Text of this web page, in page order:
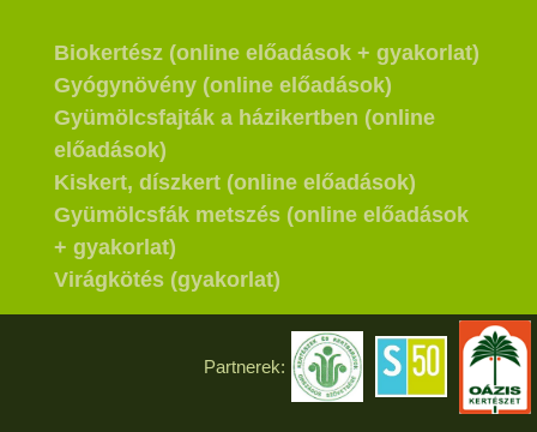
Biokertész (online előadások + gyakorlat)
Gyógynövény (online előadások)
Gyümölcsfajták a házikertben (online
előadások)
Kiskert, díszkert (online előadások)
Gyümölcsfák metszés (online előadások
+ gyakorlat)
Virágkötés (gyakorlat)
Partnerek: